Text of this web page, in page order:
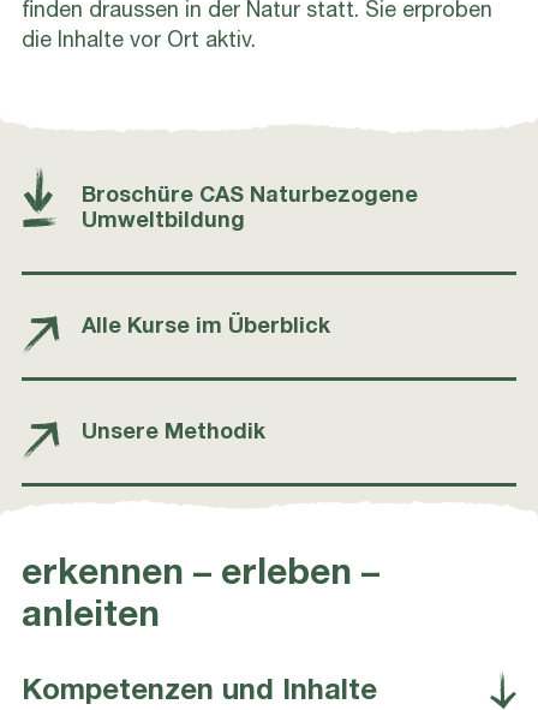
finden draussen in der Natur statt. Sie erproben
die Inhalte vor Ort aktiv.
Broschüre CAS Naturbezogene
Umweltbildung
Alle Kurse im Überblick
Unsere Methodik
erkennen – erleben –
anleiten
Kompetenzen und Inhalte